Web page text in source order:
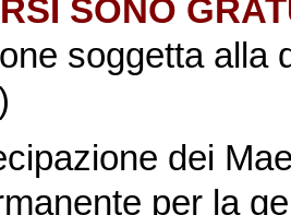
SONO
soggetta alla
dei
per la